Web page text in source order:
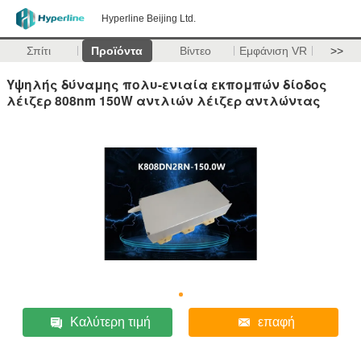
Hyperline Beijing Ltd.
Σπίτι Προϊόντα Βίντεο Εμφάνιση VR >>
Υψηλής δύναμης πολυ-ενιαία εκπομπών δίοδος
λέιζερ 808nm 150W αντλιών λέιζερ αντλώντας
Καλύτερη τιμή επαφή